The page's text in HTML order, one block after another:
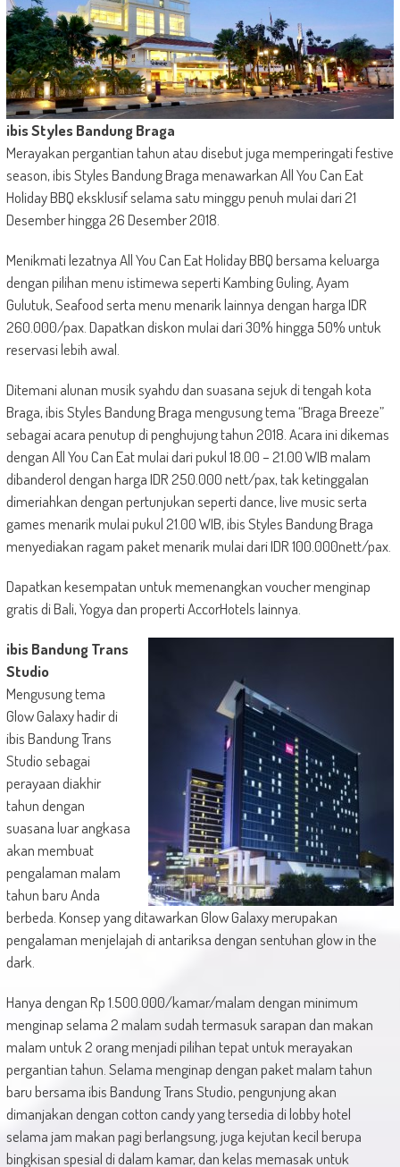
ibis Styles Bandung Braga
Merayakan pergantian tahun atau disebut juga memperingati festive
season, ibis Styles Bandung Braga menawarkan All You Can Eat
Holiday BBQ eksklusif selama satu minggu penuh mulai dari 21
Desember hingga 26 Desember 2018.
Menikmati lezatnya All You Can Eat Holiday BBQ bersama keluarga
dengan pilihan menu istimewa seperti Kambing Guling, Ayam
Gulutuk, Seafood serta menu menarik lainnya dengan harga IDR
260.000/pax. Dapatkan diskon mulai dari 30% hingga 50% untuk
reservasi lebih awal.
Ditemani alunan musik syahdu dan suasana sejuk di tengah kota
Braga, ibis Styles Bandung Braga mengusung tema “Braga Breeze”
sebagai acara penutup di penghujung tahun 2018. Acara ini dikemas
dengan All You Can Eat mulai dari pukul 18.00 – 21.00 WIB malam
dibanderol dengan harga IDR 250.000 nett/pax, tak ketinggalan
dimeriahkan dengan pertunjukan seperti dance, live music serta
games menarik mulai pukul 21.00 WIB, ibis Styles Bandung Braga
menyediakan ragam paket menarik mulai dari IDR 100.000nett/pax.
Dapatkan kesempatan untuk memenangkan voucher menginap
gratis di Bali, Yogya dan properti AccorHotels lainnya.
ibis Bandung Trans
Studio
Mengusung tema
Glow Galaxy hadir di
ibis Bandung Trans
Studio sebagai
perayaan diakhir
tahun dengan
suasana luar angkasa
akan membuat
pengalaman malam
tahun baru Anda
berbeda. Konsep yang ditawarkan Glow Galaxy merupakan
pengalaman menjelajah di antariksa dengan sentuhan glow in the
dark.
Hanya dengan Rp 1.500.000/kamar/malam dengan minimum
menginap selama 2 malam sudah termasuk sarapan dan makan
malam untuk 2 orang menjadi pilihan tepat untuk merayakan
pergantian tahun. Selama menginap dengan paket malam tahun
baru bersama ibis Bandung Trans Studio, pengunjung akan
dimanjakan dengan cotton candy yang tersedia di lobby hotel
selama jam makan pagi berlangsung, juga kejutan kecil berupa
bingkisan spesial di dalam kamar, dan kelas memasak untuk